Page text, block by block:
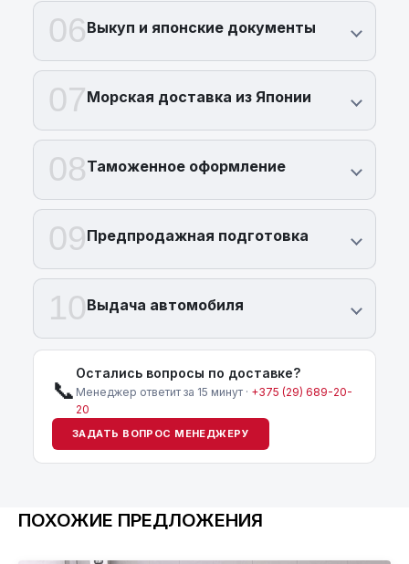
06Выкуп и японские документы
07Морская доставка из Японии
08Таможенное оформление
09Предпродажная подготовка
10Выдача автомобиля
📞
Остались вопросы по доставке?
Менеджер ответит за 15 минут · +375 (29) 689-20-
20
ЗАДАТЬ ВОПРОС МЕНЕДЖЕРУ
ПОХОЖИЕ ПРЕДЛОЖЕНИЯ